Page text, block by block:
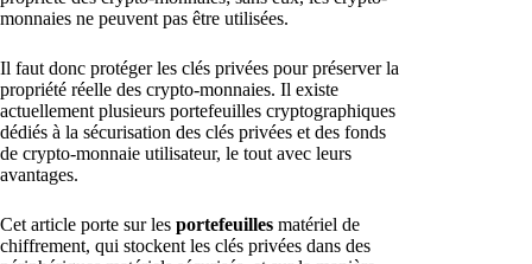
monnaies ne peuvent pas être utilisées.
Il faut donc protéger les clés privées pour préserver la
propriété réelle des crypto-monnaies. Il existe
actuellement plusieurs portefeuilles cryptographiques
dédiés à la sécurisation des clés privées et des fonds
de crypto-monnaie utilisateur, le tout avec leurs
avantages.
Cet article porte sur les portefeuilles matériel de
chiffrement, qui stockent les clés privées dans des